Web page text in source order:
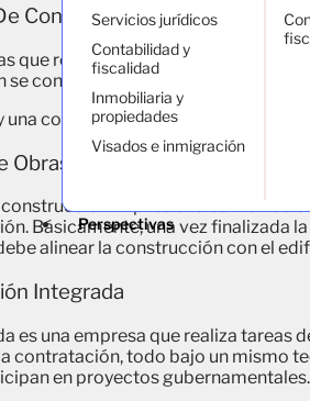
Servicios jurídicos
Contabilidad y
fiscalidad
Inmobiliaria y
propiedades
Visados e inmigración
Perspectivas
Consulta Sobre Construcción
que realizan tareas de redacción,
se considerarán consultoras de
una consultoría especial que ofrece
Obras
construcción implica una
Básicamente, una vez finalizada
alinear la construcción con el
Integrada
es una empresa que realiza tareas
contratación, todo bajo un mismo
en proyectos gubernamentales.